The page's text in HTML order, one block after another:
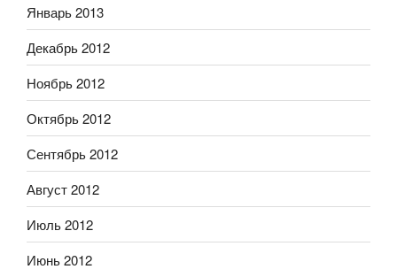
Январь 2013
Декабрь 2012
Ноябрь 2012
Октябрь 2012
Сентябрь 2012
Август 2012
Июль 2012
Июнь 2012